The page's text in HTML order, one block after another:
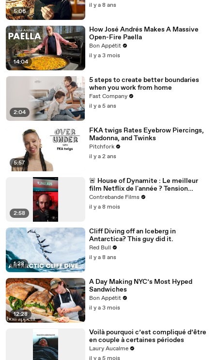
5:06
il y a 8 ans
14:04
How José Andrés Makes A Massive
Open-Fire Paella
Bon Appétit
il y a 3 mois
2:04
5 steps to create better boundaries
when you work from home
Fast Company
il y a 5 ans
5:57
FKA twigs Rates Eyebrow Piercings,
Madonna, and Twinks
Pitchfork
il y a 2 ans
2:58
🚨 House of Dynamite : Le meilleur
film Netflix de l'année ? Tension
nucléaire et décision impossible 🎬
Contrebande Films
il y a 8 mois
1:28
Cliff Diving off an Iceberg in
Antarctica? This guy did it.
Red Bull
il y a 8 ans
12:28
A Day Making NYC’s Most Hyped
Sandwiches
Bon Appétit
il y a 3 mois
Voilà pourquoi c’est compliqué d’être
en couple à certaines périodes
Laury Aucalme